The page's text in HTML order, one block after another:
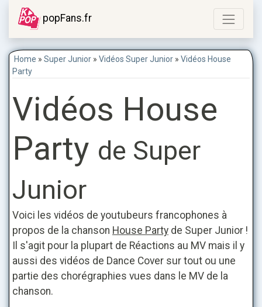
popFans.fr
Home » Super Junior » Vidéos Super Junior » Vidéos House
Party
Vidéos House
Party de Super
Junior
Voici les vidéos de youtubeurs francophones à
propos de la chanson House Party de Super Junior !
Il s'agit pour la plupart de Réactions au MV mais il y
aussi des vidéos de Dance Cover sur tout ou une
partie des chorégraphies vues dans le MV de la
chanson.